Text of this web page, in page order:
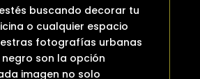
buscando decorar tu
o cualquier espacio
fotografías urbanas
son la opción
imagen no solo